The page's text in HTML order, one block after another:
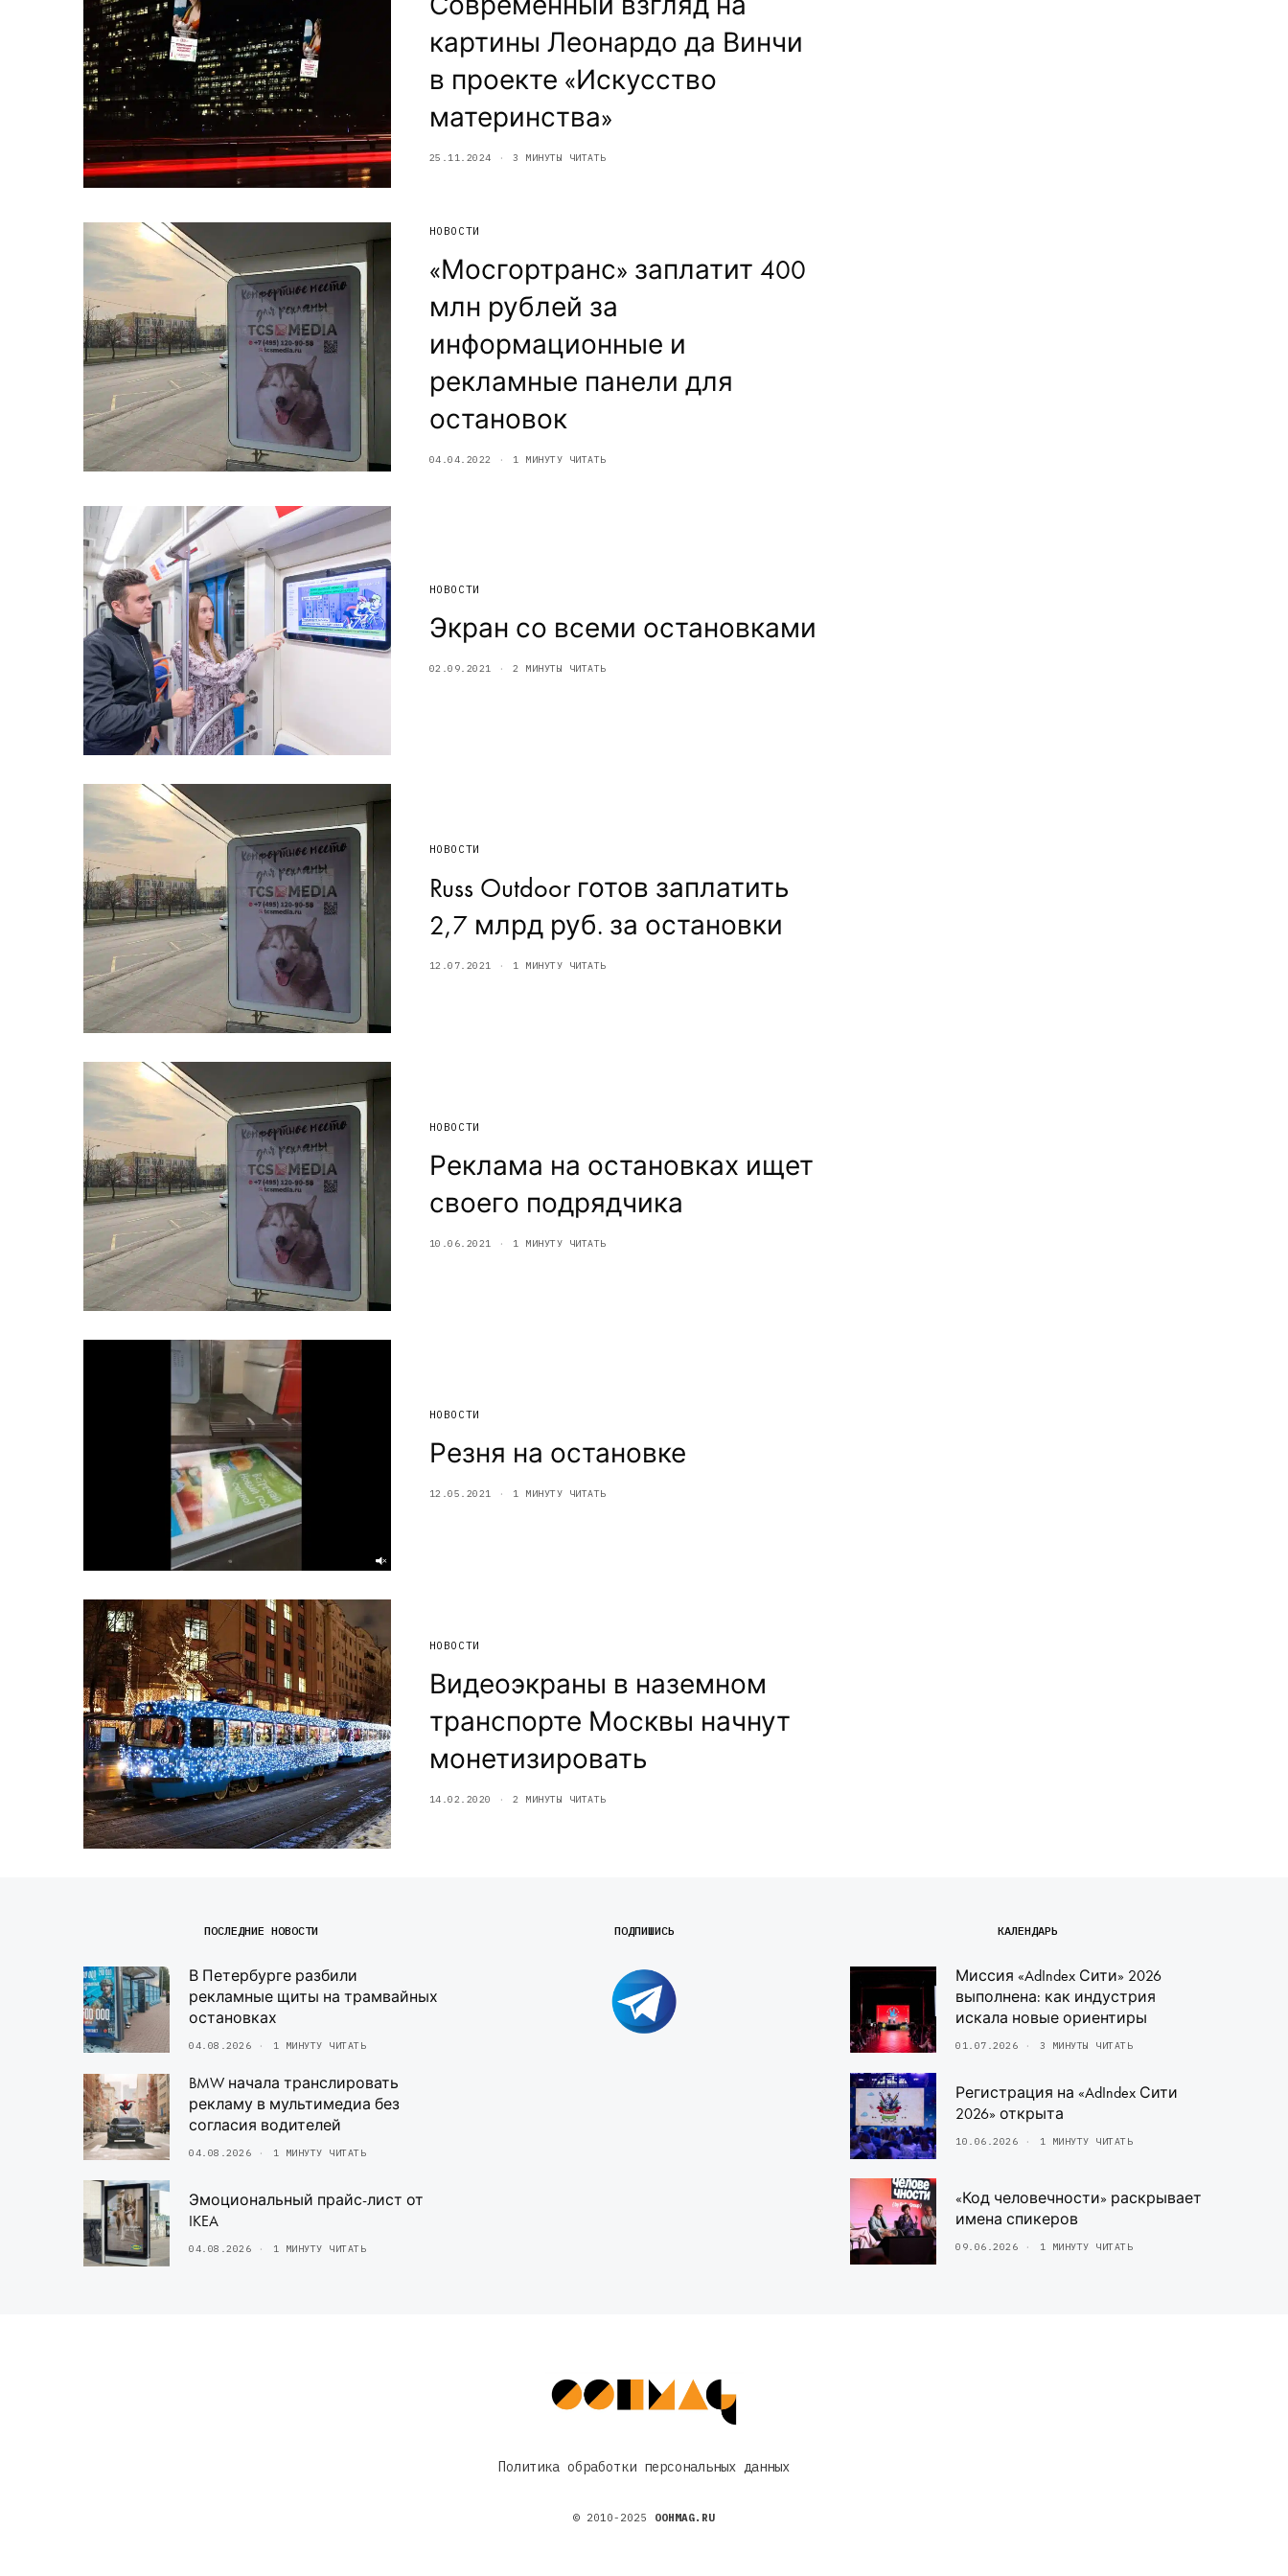
картины Леонардо да Винчи
в проекте «Искусство
материнства»
25.11.2024 3 МИНУТЫ ЧИТАТЬ
НОВОСТИ
«Мосгортранс» заплатит 400
млн рублей за
информационные и
рекламные панели для
остановок
04.04.2022 1 МИНУТУ ЧИТАТЬ
НОВОСТИ
Экран со всеми остановками
02.09.2021 2 МИНУТЫ ЧИТАТЬ
НОВОСТИ
Russ Outdoor готов заплатить
2,7 млрд руб. за остановки
12.07.2021 1 МИНУТУ ЧИТАТЬ
НОВОСТИ
Реклама на остановках ищет
своего подрядчика
10.06.2021 1 МИНУТУ ЧИТАТЬ
НОВОСТИ
Резня на остановке
12.05.2021 1 МИНУТУ ЧИТАТЬ
НОВОСТИ
Видеоэкраны в наземном
транспорте Москвы начнут
монетизировать
14.02.2020 2 МИНУТЫ ЧИТАТЬ
ПОСЛЕДНИЕ НОВОСТИ
В Петербурге разбили
рекламные щиты на трамвайных
остановках
04.08.2026 1 МИНУТУ ЧИТАТЬ
BMW начала транслировать
рекламу в мультимедиа без
согласия водителей
04.08.2026 1 МИНУТУ ЧИТАТЬ
Эмоциональный прайс-лист от
IKEA
04.08.2026 1 МИНУТУ ЧИТАТЬ
ПОДПИШИСЬ КАЛЕНДАРЬ
Миссия «AdIndex Сити» 2026
выполнена: как индустрия
искала новые ориентиры
01.07.2026 3 МИНУТЫ ЧИТАТЬ
Регистрация на «AdIndex Сити
2026» открыта
10.06.2026 1 МИНУТУ ЧИТАТЬ
«Код человечности» раскрывает
имена спикеров
09.06.2026 1 МИНУТУ ЧИТАТЬ
Политика обработки персональных данных
© 2010-2025 OOHMAG.RU